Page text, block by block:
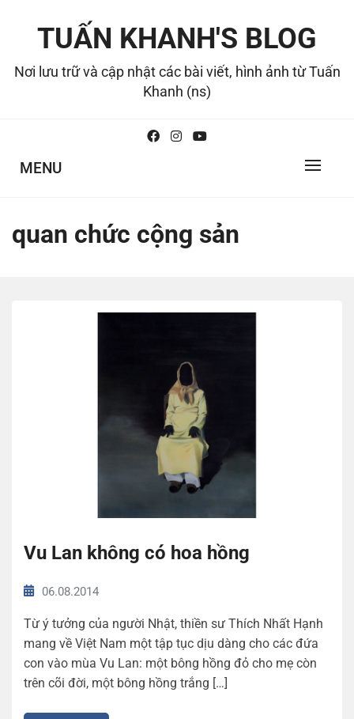
TUẤN KHANH'S BLOG
Nơi lưu trữ và cập nhật các bài viết, hình ảnh từ Tuấn
Khanh (ns)
MENU
quan chức cộng sản
Vu Lan không có hoa hồng
06.08.2014
Từ ý tưởng của người Nhật, thiền sư Thích Nhất Hạnh
mang về Việt Nam một tập tục dịu dàng cho các đứa
con vào mùa Vu Lan: một bông hồng đỏ cho mẹ còn
trên cõi đời, một bông hồng trắng […]